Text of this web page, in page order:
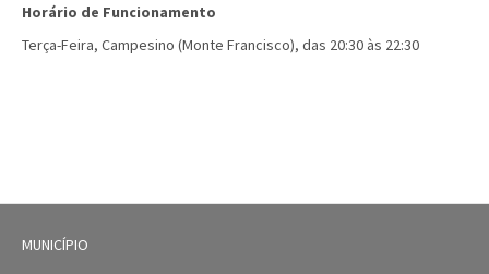
Horário de Funcionamento
Terça-Feira, Campesino (Monte Francisco), das 20:30 às 22:30
MUNICÍPIO